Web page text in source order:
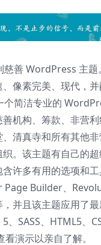
❅
善 WordPress 主题
、像素完美、现代，
简洁专业的
机构、筹款、非营
清真寺和所有其他非
。该主题有自己的
许多有用的选项和
Page Builder、
并且该主题应用了
、SASS、HTML5、
演示以亲自了解。